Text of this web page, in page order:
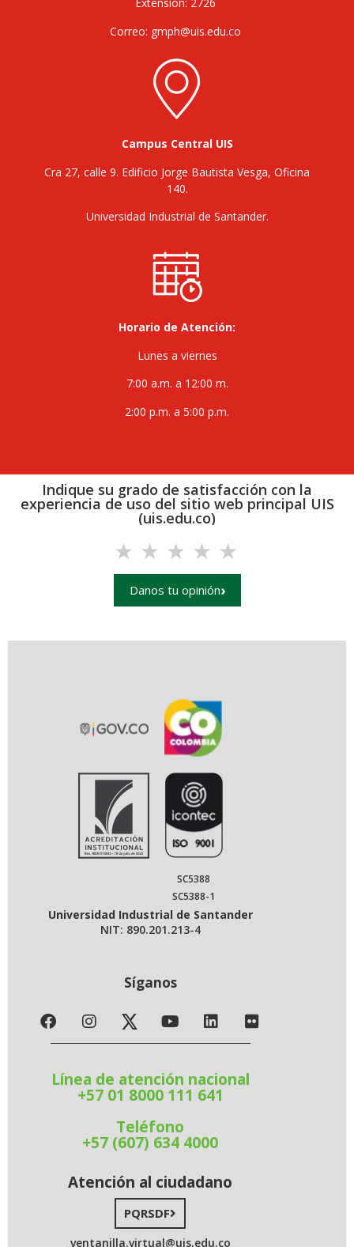
Extensión: 2726
Correo: gmph@uis.edu.co
Campus Central UIS
Cra 27, calle 9. Edificio Jorge Bautista Vesga, Oficina
140.
Universidad Industrial de Santander.
Horario de Atención:
Lunes a viernes
7:00 a.m. a 12:00 m.
2:00 p.m. a 5:00 p.m.
Indique su grado de satisfacción con la
experiencia de uso del sitio web principal UIS
(uis.edu.co)